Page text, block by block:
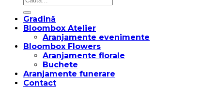
Gradină
Bloombox Atelier
Aranjamente evenimente
Bloombox Flowers
Aranjamente florale
Buchete
Aranjamente funerare
Contact